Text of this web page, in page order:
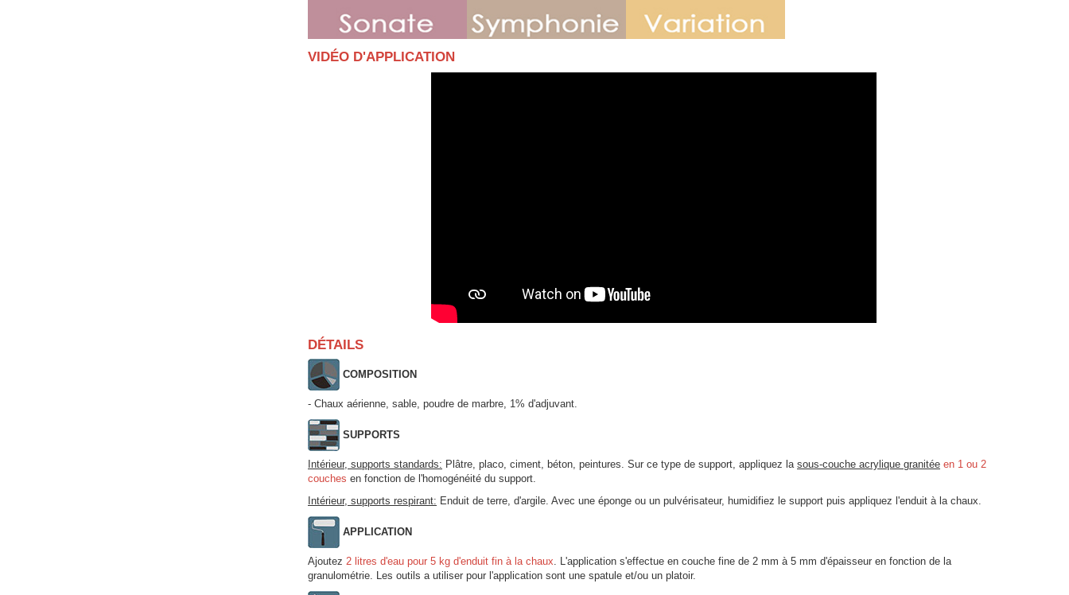
VIDÉO D'APPLICATION
DÉTAILS
COMPOSITION
- Chaux aérienne, sable, poudre de marbre, 1% d'adjuvant.
SUPPORTS
Intérieur, supports standards: Plâtre, placo, ciment, béton, peintures. Sur ce type de support, appliquez la sous-couche acrylique granitée en 1 ou 2
couches en fonction de l'homogénéité du support.
Intérieur, supports respirant: Enduit de terre, d'argile. Avec une éponge ou un pulvérisateur, humidifiez le support puis appliquez l'enduit à la chaux.
APPLICATION
Ajoutez 2 litres d'eau pour 5 kg d'enduit fin à la chaux. L'application s'effectue en couche fine de 2 mm à 5 mm d'épaisseur en fonction de la
granulométrie. Les outils a utiliser pour l'application sont une spatule et/ou un platoir.